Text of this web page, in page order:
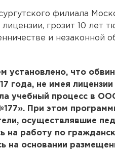
филиала
лицензии, грозит 10 лет
и незаконной
установлено, что
года, не имея
учебный процесс в
При этом
осуществлявшие
на работу по
на основании